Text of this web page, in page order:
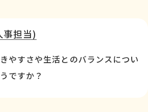
事担当)
やすさや生活とのバランスについ
ですか？